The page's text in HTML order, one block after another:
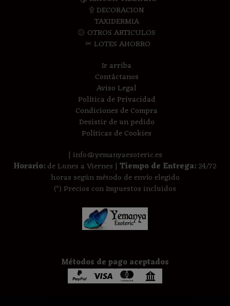
۩ DECORACION
TAXIDERMIA
۞ OTROS ARTICULOS
✂ LOTES AHORRO
Ir arriba
Contáctanos
Aviso Legal
Política de Privacidad
Condiciones de Compra
Desistir de un pedido
Políticas de Cookies
| info@yemanyaesoteric.es
Horario:de Lunes a Viernes | Tiempo de Entrega:24/72
horas según método de envío elegido
(*) Precios con Impuestos incluidos
Métodos de pago aceptados